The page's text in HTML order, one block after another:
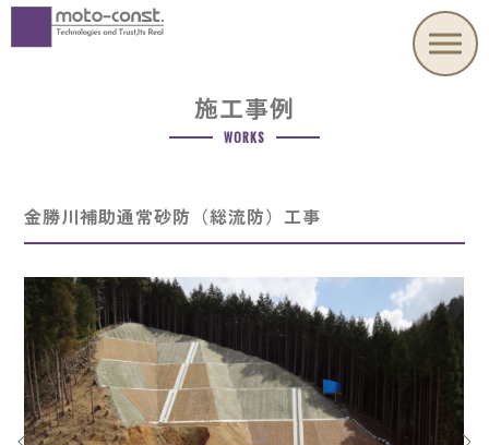
施工事例
WORKS
金勝川補助通常砂防（総流防）工事